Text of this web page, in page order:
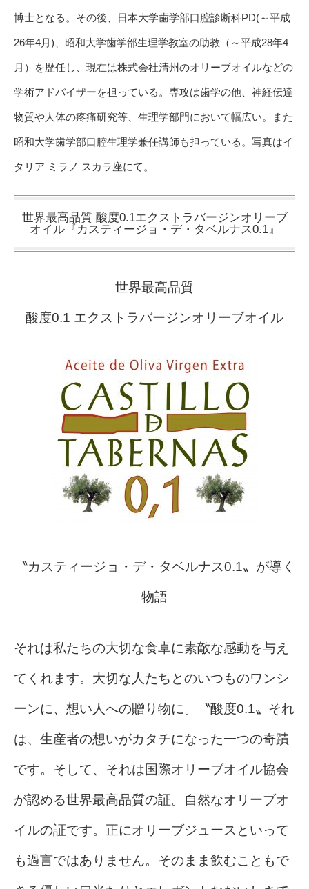
博士となる。その後、日本大学歯学部口腔診断科PD(～平成
26年4月)、昭和大学歯学部生理学教室の助教（～平成28年4
月）を歴任し、現在は株式会社清州のオリーブオイルなどの
学術アドバイザーを担っている。専攻は歯学の他、神経伝達
物質や人体の疼痛研究等、生理学部門において幅広い。また
昭和大学歯学部口腔生理学兼任講師も担っている。写真はイ
タリア ミラノ スカラ座にて。
世界最高品質 酸度0.1エクストラバージンオリーブ
オイル『カスティージョ・デ・タベルナス0.1』
世界最高品質
酸度0.1 エクストラバージンオリーブオイル
〝カスティージョ・デ・タベルナス0.1〟が導く
物語
それは私たちの大切な食卓に素敵な感動を与え
てくれます。大切な人たちとのいつものワンシ
ーンに、想い人への贈り物に。〝酸度0.1〟それ
は、生産者の想いがカタチになった一つの奇蹟
です。そして、それは国際オリーブオイル協会
が認める世界最高品質の証。自然なオリーブオ
イルの証です。正にオリーブジュースといって
も過言ではありません。そのまま飲むこともで